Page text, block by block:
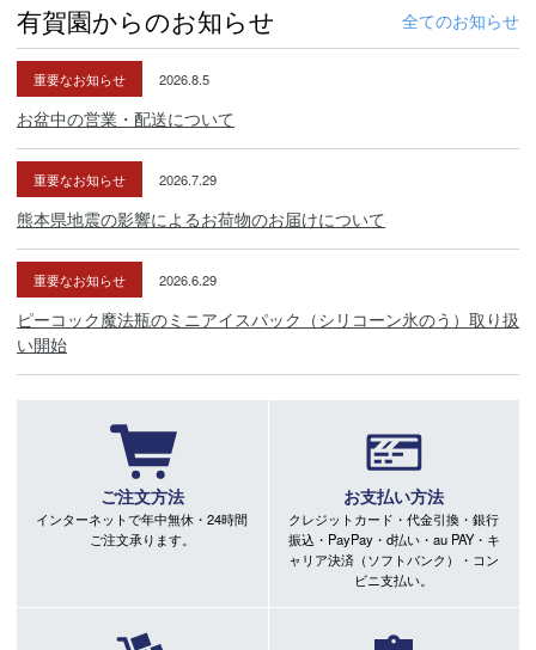
有賀園からのお知らせ 全てのお知らせ
重要なお知らせ 2026.8.5
お盆中の営業・配送について
重要なお知らせ 2026.7.29
熊本県地震の影響によるお荷物のお届けについて
重要なお知らせ 2026.6.29
ピーコック魔法瓶のミニアイスパック（シリコーン氷のう）取り扱
い開始
ご注文方法
インターネットで年中無休・24時間
ご注文承ります。
お支払い方法
クレジットカード・代金引換・銀行
振込・PayPay・d払い・au PAY・キ
ャリア決済（ソフトバンク）・コン
ビニ支払い。